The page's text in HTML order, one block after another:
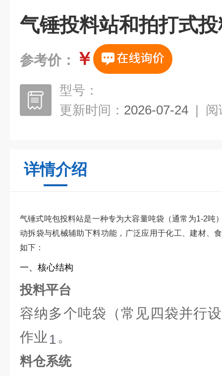
气锤投料站和拍打式
参考价： ￥
型号：
更新时间： 2026-07-24 | 阅
详情介绍
气锤式吨包投料站是一种专为大容量吨袋（通常为1-2吨
动拆袋与机械辅助下料功能，广泛应用于化工、建材、
如下：
一、核心结构
投料平台
容纳多个吨袋（常见四袋并行
作业‌ 1 。
料仓系统